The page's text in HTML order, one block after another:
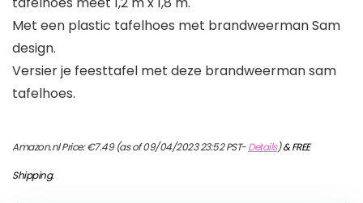
Met een plastic tafelhoes met brandweerman Sam
design.
Versier je feesttafel met deze brandweerman sam
tafelhoes.
Amazon.nl Price:€7.49(as of 09/04/2023 23:52 PST-Details)&FREE
Shipping.